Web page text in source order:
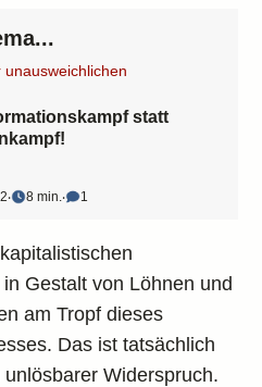
statt
‧ 8 min.‧ 1
Gestalt von Löhnen und
am Tropf dieses
Das ist tatsächlich
Widerspruch.